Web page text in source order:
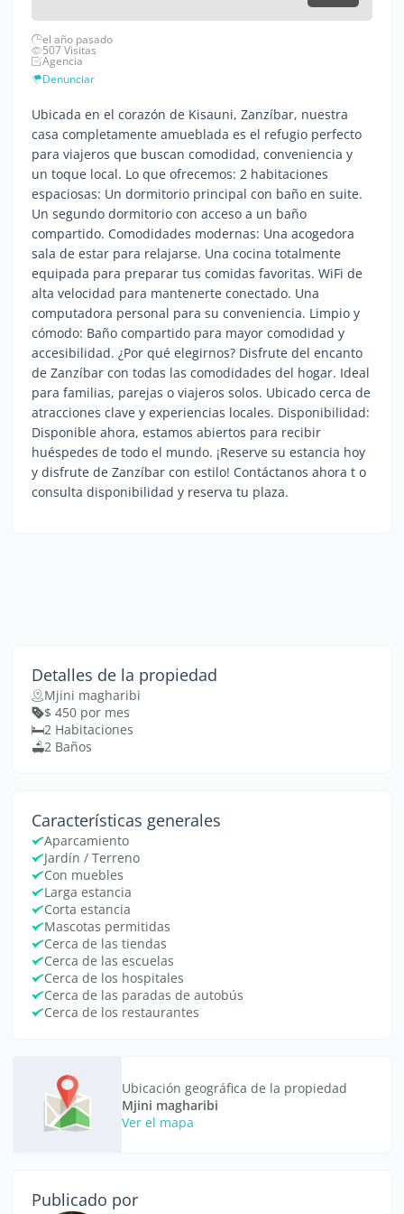
el año pasado
507 Visitas
Agencia
Denunciar
Ubicada en el corazón de Kisauni, Zanzíbar, nuestra
casa completamente amueblada es el refugio perfecto
para viajeros que buscan comodidad, conveniencia y
un toque local. Lo que ofrecemos: 2 habitaciones
espaciosas: Un dormitorio principal con baño en suite.
Un segundo dormitorio con acceso a un baño
compartido. Comodidades modernas: Una acogedora
sala de estar para relajarse. Una cocina totalmente
equipada para preparar tus comidas favoritas. WiFi de
alta velocidad para mantenerte conectado. Una
computadora personal para su conveniencia. Limpio y
cómodo: Baño compartido para mayor comodidad y
accesibilidad. ¿Por qué elegirnos? Disfrute del encanto
de Zanzíbar con todas las comodidades del hogar. Ideal
para familias, parejas o viajeros solos. Ubicado cerca de
atracciones clave y experiencias locales. Disponibilidad:
Disponible ahora, estamos abiertos para recibir
huéspedes de todo el mundo. ¡Reserve su estancia hoy
y disfrute de Zanzíbar con estilo! Contáctanos ahora t o
consulta disponibilidad y reserva tu plaza.
Detalles de la propiedad
Mjini magharibi
$ 450 por mes
2 Habitaciones
2 Baños
Características generales
Aparcamiento
Jardín / Terreno
Con muebles
Larga estancia
Corta estancia
Mascotas permitidas
Cerca de las tiendas
Cerca de las escuelas
Cerca de los hospitales
Cerca de las paradas de autobús
Cerca de los restaurantes
Ubicación geográfica de la propiedad
Mjini magharibi
Ver el mapa
Publicado por